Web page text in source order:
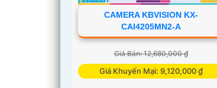
CAMERA KBVISION KX-
CAI4205MN2-A
Giá Bán: 12,680,000 ₫
Giá Khuyến Mại: 9,120,000 ₫